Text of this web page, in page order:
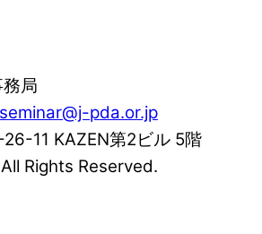
局
pda.or.jp
11 KAZEN第2ビル 5階
Rights Reserved.